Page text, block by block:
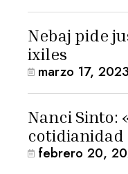
Nebaj pide
ixiles
marzo 17, 2023
Nanci Sinto:
febrero 20,